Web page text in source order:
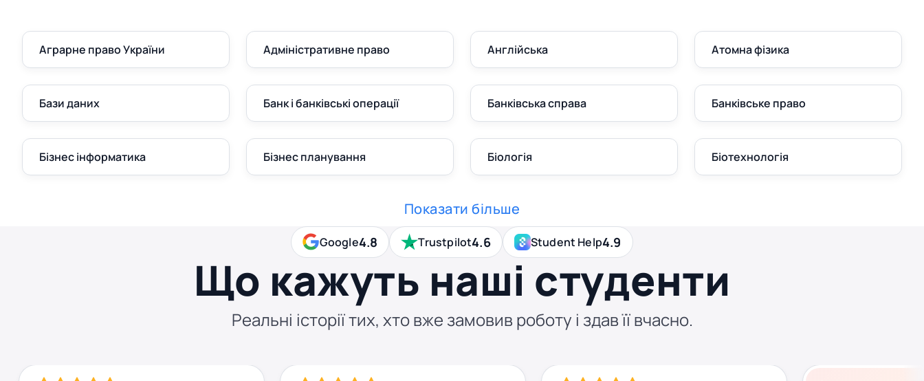
Аграрне право України Адміністративне право Англійська Атомна фізика
Бази даних Банк і банківські операції Банківська справа Банківське право
Бізнес інформатика Бізнес планування Біологія Біотехнологія
Показати більше
Google4.8 Trustpilot4.6 Student Help4.9
Що кажуть наші студенти
Реальні історії тих, хто вже замовив роботу і здав її вчасно.